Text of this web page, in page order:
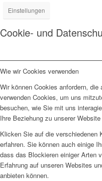
Einstellungen
Cookie- und
Wie wir Cookies verwenden
Wir können Cookies anfordern,
verwenden Cookies, um uns
besuchen, wie Sie mit uns
Ihre Beziehung zu unserer
Klicken Sie auf die verschiedenen
erfahren. Sie können auch einige
dass das Blockieren einiger Arten
Erfahrung auf unseren Websites
anbieten können.